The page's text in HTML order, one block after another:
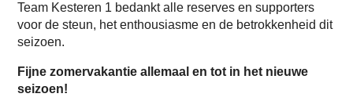
Team Kesteren 1 bedankt alle reserves en supporters
voor de steun, het enthousiasme en de betrokkenheid dit
seizoen.
Fijne zomervakantie allemaal en tot in het nieuwe
seizoen!